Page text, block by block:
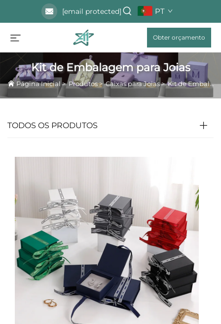
[email protected] PT
Obter orçamento
Kit de Embalagem para Joias
Página Inicial>Produtos>Caixas para Joias>Kit de Embalagem para Joias
TODOS OS PRODUTOS